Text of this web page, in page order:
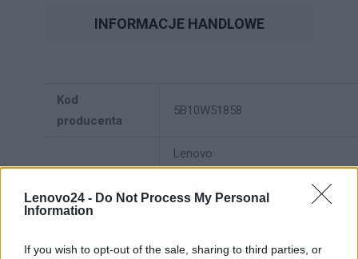
Lenovo24 - Do Not Process My Personal
Information
If you wish to opt-out of the sale, sharing to third parties, or
INFORMACJE HANDLOWE
Kod
producenta
5B10W51858
Dane
producenta
Lenovo
Morrisville, NC 27560 USA